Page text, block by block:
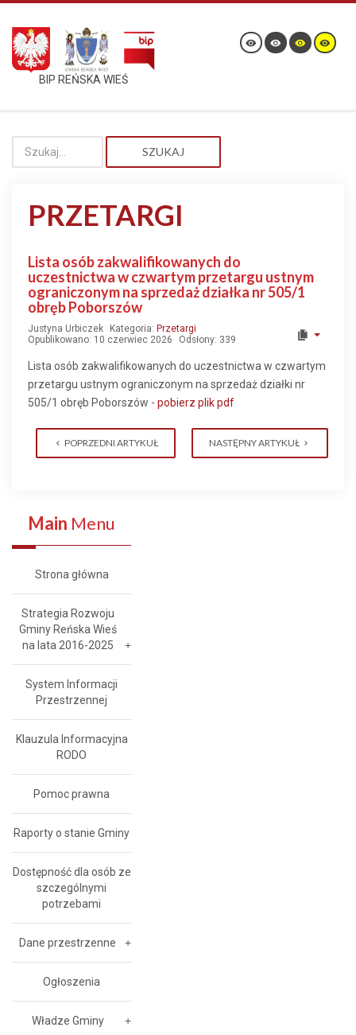
BIP REŃSKA WIEŚ
SZUKAJ
PRZETARGI
Lista osób zakwalifikowanych do
uczestnictwa w czwartym przetargu ustnym
ograniczonym na sprzedaż działka nr 505/1
obręb Poborszów
Justyna Urbiczek Kategoria: Przetargi
Opublikowano: 10 czerwiec 2026
Odsłony: 339
Lista osób zakwalifikowanych do uczestnictwa w czwartym
przetargu ustnym ograniczonym na sprzedaż działki nr
505/1 obręb Poborszów - pobierz plik pdf
POPRZEDNI ARTYKUŁ NASTĘPNY ARTYKUŁ
Main Menu
Strona główna
Strategia Rozwoju
Gminy Reńska Wieś
na lata 2016-2025
System Informacji
Przestrzennej
Klauzula Informacyjna
RODO
Pomoc prawna
Raporty o stanie Gminy
Dostępność dla osób ze
szczególnymi
potrzebami
Dane przestrzenne
Ogłoszenia
Władze Gminy